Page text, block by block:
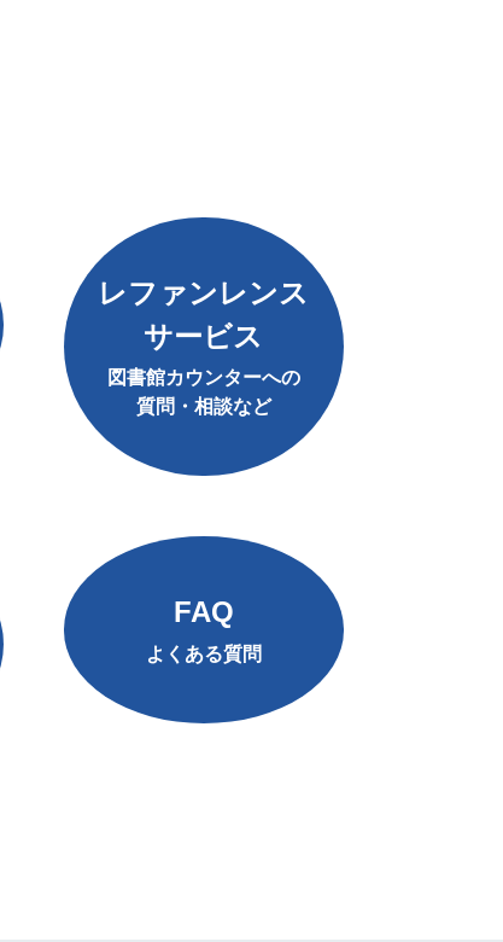
レファンレンス
サービス
図書館カウンターへの
質問・相談など
FAQ
よくある質問